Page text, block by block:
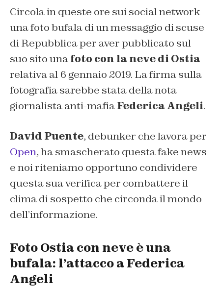
Circola in queste ore sui social network
una foto bufala di un messaggio di scuse
di Repubblica per aver pubblicato sul
suo sito unafoto con la neve di Ostia
relativa al 6 gennaio 2019. La firma sulla
fotografia sarebbe stata della nota
giornalista anti-mafiaFederica Angeli.
David Puente, debunker che lavora per
Open, ha smascherato questa fake news
e noi riteniamo opportuno condividere
questa sua verifica per combattere il
clima di sospetto che circonda il mondo
dell’informazione.
Foto Ostia con neve è una
bufala: l’attacco a Federica
Angeli